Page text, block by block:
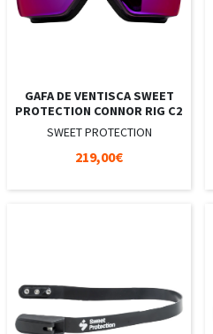
GAFA DE VENTISCA SWEET
PROTECTION CONNOR RIG C2
SWEET PROTECTION
219,00€